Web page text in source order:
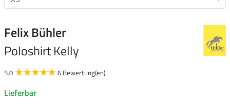
Felix Bühler
Poloshirt Kelly
5.0 6 Bewertung(en)
Lieferbar